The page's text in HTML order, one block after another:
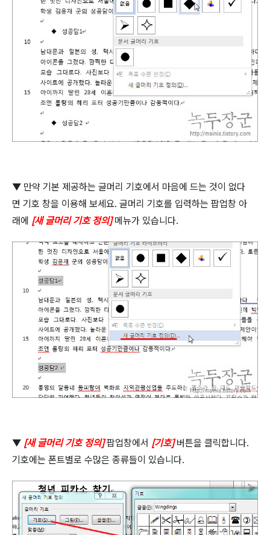
▼ 만약 기본 제공하는 글머리 기호에서 마음에 드는 것이 없다
면 기호 창을 이용해 보세요. 글머리 기호를 입력하는 팝업창 아
래에 [새 글머리 기호 정의] 메뉴가 있습니다.
▼ [새 글머리 기호 정의] 팝업창에서 [기호] 버튼을 클릭합니다.
기호에는 폰트별로 수많은 종류들이 있습니다.